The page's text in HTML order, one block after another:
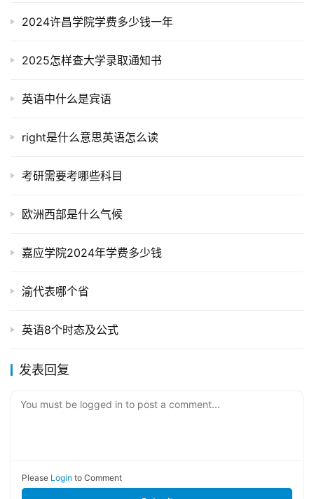
2024许昌学院学费多少钱一年
2025怎样查大学录取通知书
英语中什么是宾语
right是什么意思英语怎么读
考研需要考哪些科目
欧洲西部是什么气候
嘉应学院2024年学费多少钱
渝代表哪个省
英语8个时态及公式
发表回复
You must be logged in to post a comment...
Please Login to Comment